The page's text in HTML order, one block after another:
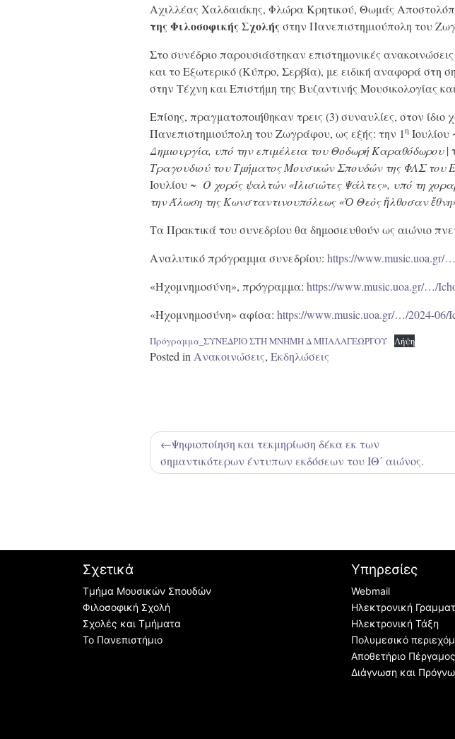
Αχιλλέας Χαλδαιάκης, Φλώρα Κρητικού, Θωμάς
της Φιλοσοφικής Σχολήςστην Πανεπιστημιούπολη του
Στο συνέδριο παρουσιάστηκαν επιστημονικές
και το Εξωτερικό (Κύπρο, Σερβία), με ειδική αναφορά
στην Τέχνη και Επιστήμη της Βυζαντινής Μουσικολογίας
Επίσης, πραγματοποιήθηκαν τρεις (3) συναυλίες, στον ίδιο
Πανεπιστημιούπολη του Ζωγράφου, ως εξής: την 1η Ιουλίου
Δημιουργία, υπό την επιμέλεια του Θοδωρή Καραθόδωρου|
Τραγουδιού του Τμήματος Μουσικών Σπουδών της ΦΛΣ
Ιουλίου ~ Ο χορός ψαλτών «Ιλισιώτες Ψάλτες», υπό τη
την Άλωση της Κωνσταντινουπόλεως «Ὁ Θεὸς ἤλθοσαν
Τα Πρακτικά του συνεδρίου θα δημοσιευθούν ως αιώνιο
Αναλυτικό πρόγραμμα συνεδρίου: https://
«Ηχομνημοσύνη», πρόγραμμα: https://www.music.uoa.gr/…/
«Ηχομνημοσύνη» αφίσα: https://www.music.uoa.gr/…/2024-06/
Πρόγραμμα_ΣΥΝΕΔΡΙΟ ΣΤΗ ΜΝΗΜΗ Δ ΜΠΑΛΑΓΕΩΡΓΟΥ Λήψη
Posted in Ανακοινώσεις, Εκδηλώσεις
Πλοήγηση
άρθρων
Ψηφιοποίηση και τεκμηρίωση δέκα εκ των
σημαντικότερων έντυπων εκδόσεων του ΙΘ΄ αιώνος.
Σχετικά
Τμήμα Μουσικών Σπουδών
Φιλοσοφική Σχολή
Σχολές και Τμήματα
Το Πανεπιστήμιο
Υπηρεσίες
Webmail
Ηλεκτρονική
Ηλεκτρονική Τάξη
Πολυμεσικό
Αποθετήριο Πέργαμος
Διάγνωση και